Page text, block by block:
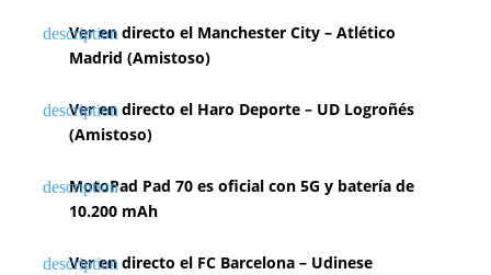
Ver en directo el Manchester City – Atlético
Madrid (Amistoso)
Ver en directo el Haro Deporte – UD Logroñés
(Amistoso)
MotoPad Pad 70 es oficial con 5G y batería de
10.200 mAh
Ver en directo el FC Barcelona – Udinese